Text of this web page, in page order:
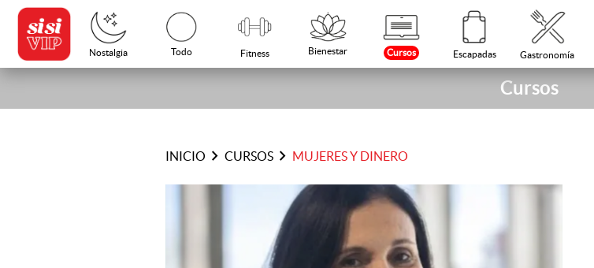
Nostalgia Todo Fitness Bienestar Cursos Escapadas Gastronomía
Cursos
INICIO chevron_right CURSOS chevron_right MUJERES Y DINERO